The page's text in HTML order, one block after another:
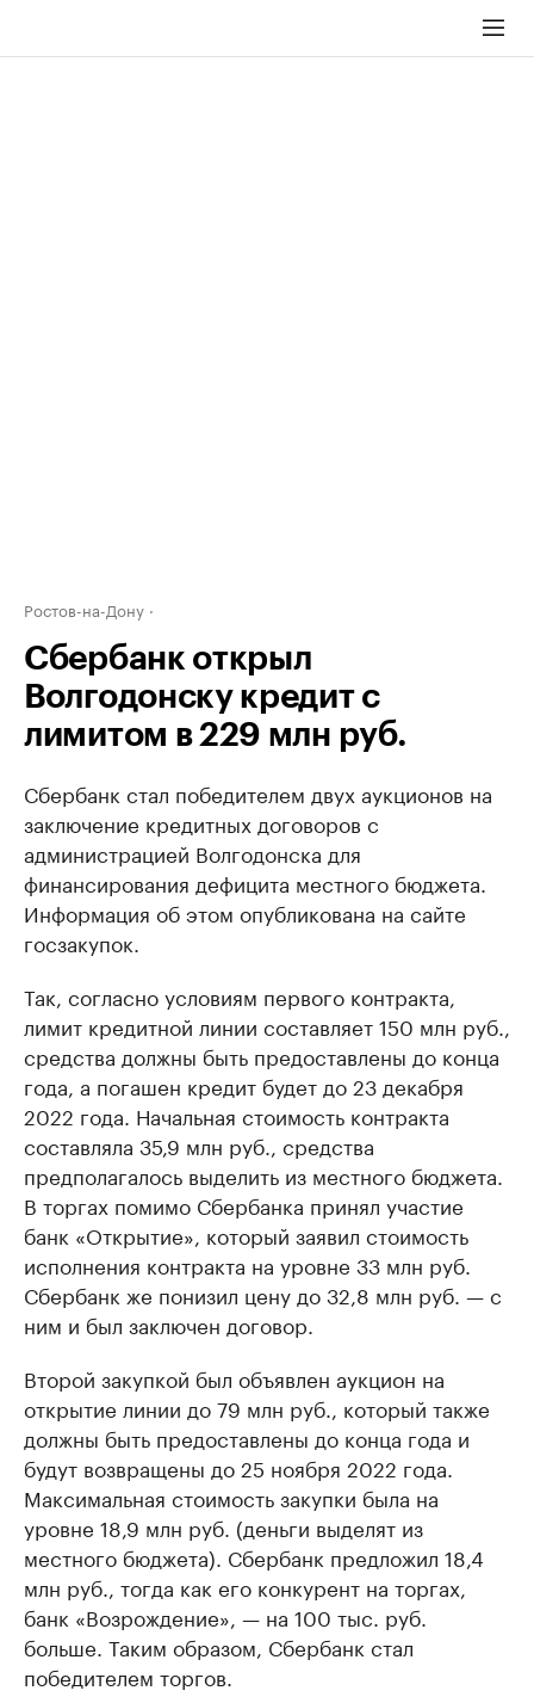
Ростов-на-Дону
Сбербанк открыл
Волгодонску кредит с
лимитом в 229 млн руб.
Сбербанк стал победителем двух аукционов на
заключение кредитных договоров с
администрацией Волгодонска для
финансирования дефицита местного бюджета.
Информация об этом опубликована на сайте
госзакупок.
Так, согласно условиям первого контракта,
лимит кредитной линии составляет 150 млн руб.,
средства должны быть предоставлены до конца
года, а погашен кредит будет до 23 декабря
2022 года. Начальная стоимость контракта
составляла 35,9 млн руб., средства
предполагалось выделить из местного бюджета.
В торгах помимо Сбербанка принял участие
банк «Открытие», который заявил стоимость
исполнения контракта на уровне 33 млн руб.
Сбербанк же понизил цену до 32,8 млн руб. — с
ним и был заключен договор.
Второй закупкой был объявлен аукцион на
открытие линии до 79 млн руб., который также
должны быть предоставлены до конца года и
будут возвращены до 25 ноября 2022 года.
Максимальная стоимость закупки была на
уровне 18,9 млн руб. (деньги выделят из
местного бюджета). Сбербанк предложил 18,4
млн руб., тогда как его конкурент на торгах,
банк «Возрождение», — на 100 тыс. руб.
больше. Таким образом, Сбербанк стал
победителем торгов.